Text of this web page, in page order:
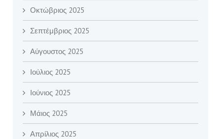
Οκτώβριος 2025
Σεπτέμβριος 2025
Αύγουστος 2025
Ιούλιος 2025
Ιούνιος 2025
Μάιος 2025
Απρίλιος 2025